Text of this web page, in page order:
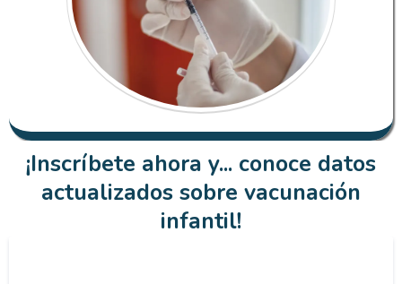
¡Inscríbete ahora y... conoce datos
actualizados sobre vacunación
infantil!